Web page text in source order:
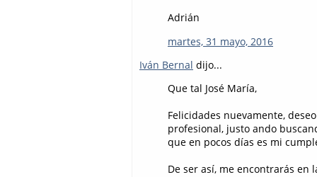
Adrián
martes, 31 mayo, 2016
Iván Bernal dijo...
Que tal José María,
Felicidades nuevamente,
profesional, justo ando
que en pocos días es mi
De ser así, me encontrarás en